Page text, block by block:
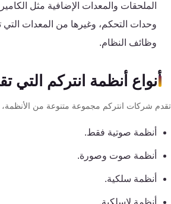
الملحقات والمعدات الإضافية مثل
وحدات التحكم، وغيرها من المعدات التي
وظائف النظام.
أنواع أنظمة انتركم التي
شركات انتركم مجموعة متنوعة من الأنظمة،
أنظمة صوتية فقط.
أنظمة صوت وصورة.
أنظمة سلكية.
أنظمة لاسلكية.